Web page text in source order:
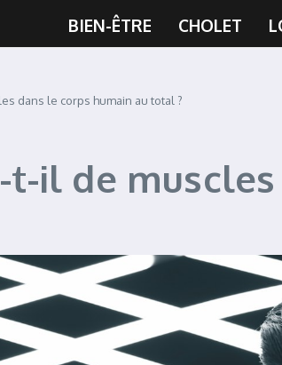
BIEN-ÊTRE CHOLET
dans le corps humain au total ?
t-il de